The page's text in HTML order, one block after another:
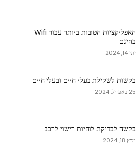
האפליקציות הטובות ביותר עבור Wifi
בחינם
יוני 14, 2024
בקשות לשקילת בעלי חיים ובעלי חיים
25 באפריל, 2024
בקשה לבדיקת לוחיות רישוי לרכב
מרץ 18, 2024